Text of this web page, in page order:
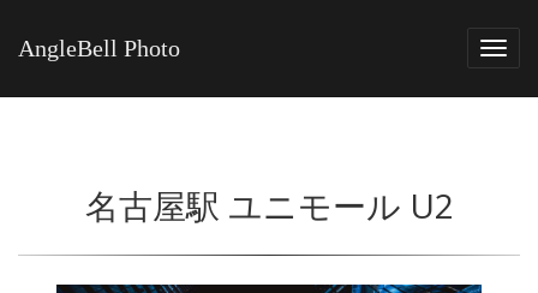
AngleBell Photo
名古屋駅 ユニモール U2